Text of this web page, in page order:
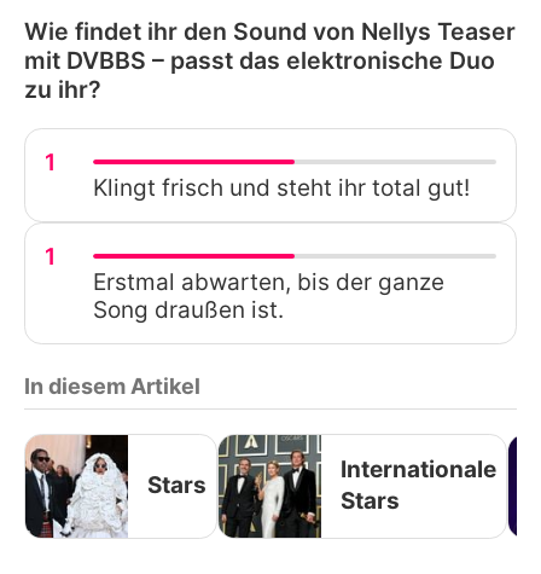
Wie findet ihr den Sound von Nellys Teaser
mit DVBBS – passt das elektronische Duo
zu ihr?
1
Klingt frisch und steht ihr total gut!
1
Erstmal abwarten, bis der ganze
Song draußen ist.
In diesem Artikel
Stars
Internationale
Stars